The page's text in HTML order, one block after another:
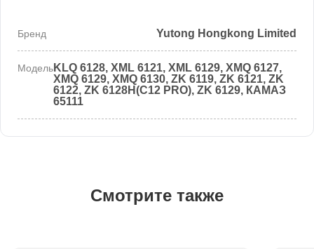
Бренд Yutong Hongkong Limited
МодельKLQ 6128, XML 6121, XML 6129, XMQ 6127,
XMQ 6129, XMQ 6130, ZK 6119, ZK 6121, ZK
6122, ZK 6128H(C12 PRO), ZK 6129, КАМАЗ
65111
Смотрите также